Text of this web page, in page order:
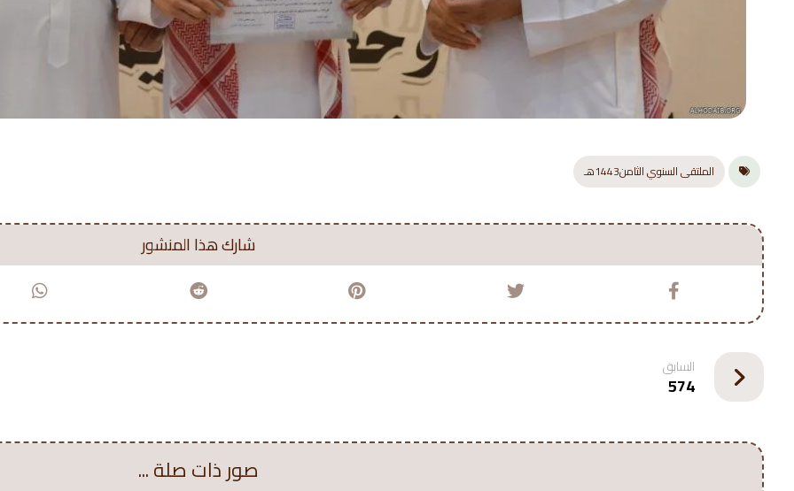
الملتقى السنوي الثامن1443هـ
السابق
574
صور ذات صلة ...